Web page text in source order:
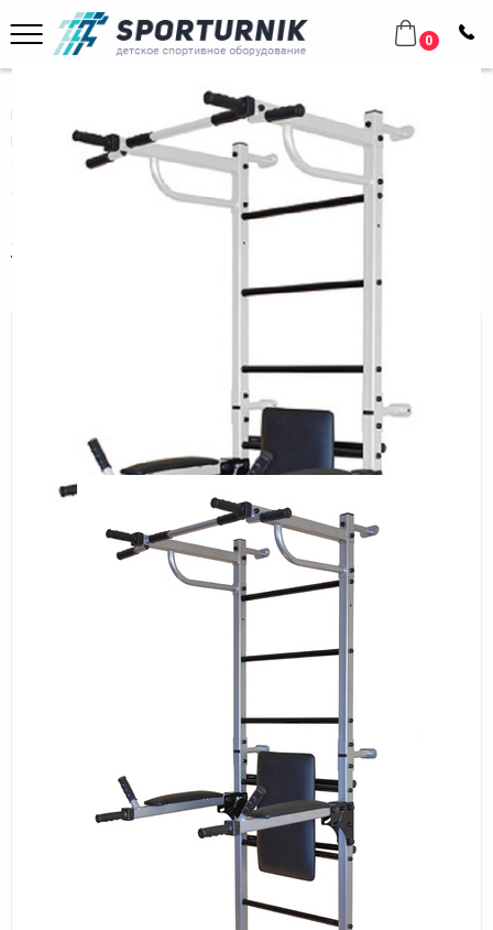
0
Главная Домашнее оборудование
Шведские стенки
Металлические
Спортивный комплекс Формула здоровья Старт со складными
Спортивный комплекс Формула
здоровья Старт со складными